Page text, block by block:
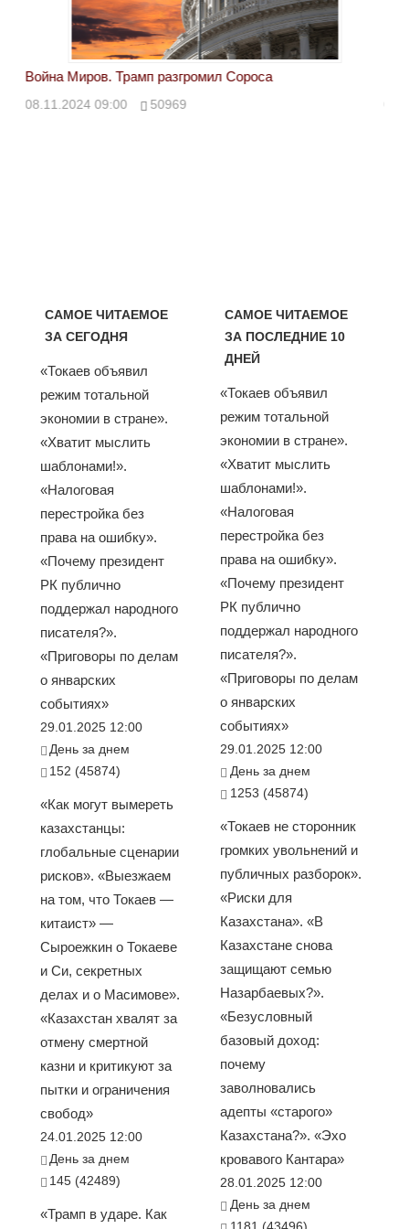
Война Миров. Трамп разгромил Сороса
08.11.2024 09:00 50969
САМОЕ ЧИТАЕМОЕ
ЗА СЕГОДНЯ
«Токаев объявил
режим тотальной
экономии в стране».
«Хватит мыслить
шаблонами!».
«Налоговая
перестройка без
права на ошибку».
«Почему президент
РК публично
поддержал народного
писателя?».
«Приговоры по делам
о январских
событиях»
29.01.2025 12:00
День за днем
152 (45874)
«Как могут вымереть
казахстанцы:
глобальные сценарии
рисков». «Выезжаем
на том, что Токаев —
китаист» —
Сыроежкин о Токаеве
и Си, секретных
делах и о Масимове».
«Казахстан хвалят за
отмену смертной
казни и критикуют за
пытки и ограничения
свобод»
24.01.2025 12:00
День за днем
145 (42489)
«Трамп в ударе. Как
САМОЕ ЧИТАЕМОЕ
ЗА ПОСЛЕДНИЕ 10
ДНЕЙ
«Токаев объявил
режим тотальной
экономии в стране».
«Хватит мыслить
шаблонами!».
«Налоговая
перестройка без
права на ошибку».
«Почему президент
РК публично
поддержал народного
писателя?».
«Приговоры по делам
о январских
событиях»
29.01.2025 12:00
День за днем
1253 (45874)
«Токаев не сторонник
громких увольнений и
публичных разборок».
«Риски для
Казахстана». «В
Казахстане снова
защищают семью
Назарбаевых?».
«Безусловный
базовый доход:
почему
заволновались
адепты «старого»
Казахстана?». «Эхо
кровавого Кантара»
28.01.2025 12:00
День за днем